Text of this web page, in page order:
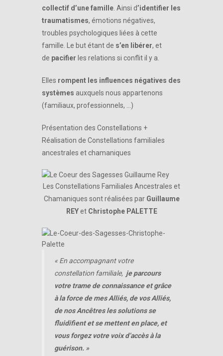
collectif d’une famille . Ainsi d’identifier les
traumatismes, émotions négatives,
troubles psychologiques liées à cette
famille. Le but étant de s’en libérer, et
de pacifier les relations si conflit il y a.
Elles rompent les influences négatives des
systèmes auxquels nous appartenons
(familiaux, professionnels, …)
Présentation des Constellations +
Réalisation de Constellations familiales
ancestrales et chamaniques
Les Constellations Familiales Ancestrales et
Chamaniques sont réalisées par Guillaume
REYet Christophe PALETTE
« En accompagnant votre
constellation familiale, je parcours
votre trame de connaissance et grâce
à la force de mes Alliés, de vos Alliés,
de nos Ancêtres les solutions se
fluidifient et se mettent en place, et
vous forgez votre voix d’accès à la
guérison. »